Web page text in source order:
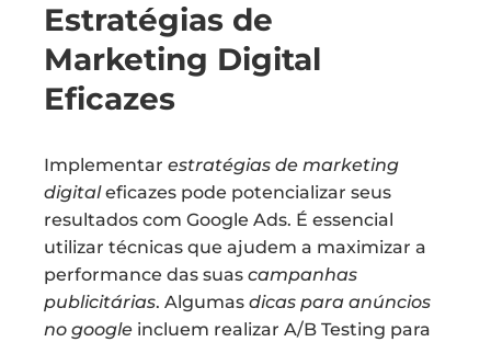
Estratégias de
Marketing Digital
Eficazes
Implementar estratégias de marketing
digitaleficazes pode potencializar seus
resultados com Google Ads. É essencial
utilizar técnicas que ajudem a maximizar a
performance das suas campanhas
publicitárias. Algumas dicas para anúncios
no google incluem realizar A/B Testing para